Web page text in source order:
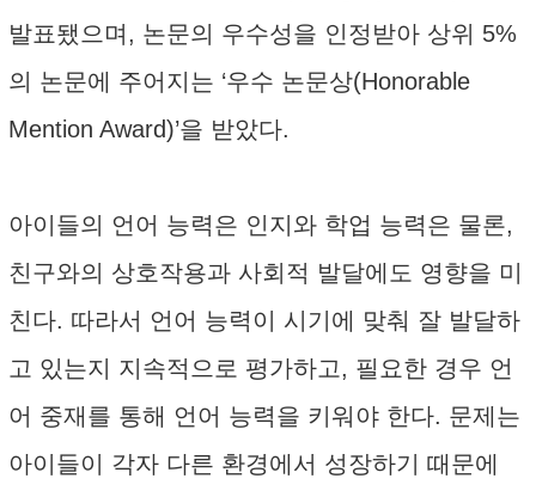
발표됐으며, 논문의 우수성을 인정받아 상위 5%
의 논문에 주어지는 ‘우수 논문상(Honorable
Mention Award)’을 받았다.
아이들의 언어 능력은 인지와 학업 능력은 물론,
친구와의 상호작용과 사회적 발달에도 영향을 미
친다. 따라서 언어 능력이 시기에 맞춰 잘 발달하
고 있는지 지속적으로 평가하고, 필요한 경우 언
어 중재를 통해 언어 능력을 키워야 한다. 문제는
아이들이 각자 다른 환경에서 성장하기 때문에